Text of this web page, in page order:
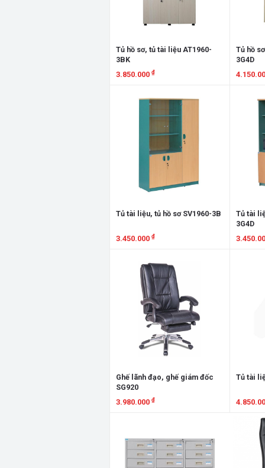
Tủ hồ sơ, tủ tài liệu AT1960-
3BK
3.850.000 ₫
Tủ hồ
3G4D
Tủ tài liệu, tủ hồ sơ SV1960-3B
3.450.000 ₫
Tủ tài
3G4D
Ghế lãnh đạo, ghế giám đốc
SG920
3.980.000 ₫
Tủ tài
Xem